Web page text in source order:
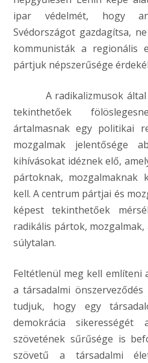
ipar védelmét, hogy
Svédországot gazdagítsa,
kommunisták a regionális
pártjuk népszerűsége
A radikalizmusok által
tekinthetőek
ártalmasnak egy politikai
mozgalmak jelentősége
kihívásokat idéznek elő,
pártoknak, mozgalmaknak
kell. A centrum pártjai és
képest tekinthetőek
radikális pártok,
súlytalan.
Feltétlenül meg kell említeni
a társadalmi
tudjuk, hogy egy
demokrácia sikerességét
szövetének sűrűsége is
szövetű a társadalmi